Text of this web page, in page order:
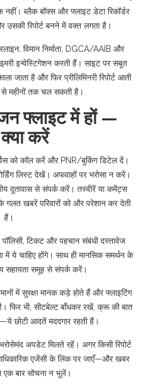
ब्लैक बॉक्स और फ्लाइट डेटा रिकॉर्डर
उसकी रिपोर्ट बनने में वक्त लगता है।
विमान निर्माता, DGCA/AAIB और
इन्वेस्टिगेशन करती हैं। साइट पर सबूत
जाता है और फिर प्रीलिमिनरी रिपोर्ट आती
महीनों तक चल सकती है।
फ्लाइट में हों —
करें
को कॉल करें और PNR/बुकिंग डिटेल दें।
लिस्ट देखें। अफवाहों पर भरोसा न करें।
दूतावास से संपर्क करें। तस्वीरें या कमेंट्स
खबरें परिवारों को और परेशान कर देती
हैं।
पॉलिसी, टिकट और पहचान संबंधी दस्तावेज
ये चाहिए होंगे। साथ ही मानसिक समर्थन के
सहायता समूह से संपर्क करें।
में सुरक्षा मानक कड़े होते हैं और फ्लाइटिंग
फिर भी, सीटबेल्ट बाँधकर रखें, क्रू की बात
छोटी आदतें मददगार रहती हैं।
अपडेट मिलते रहें। अगर किसी रिपोर्ट
आधिकारिक एजेंसी के लिंक पर जाएँ—और खबर
बार सोचना न भूलें।